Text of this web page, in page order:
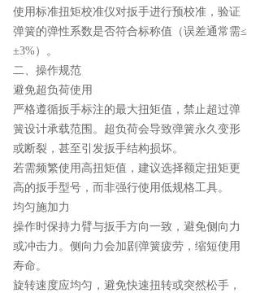
使用标准扭矩校准仪对扳手进行预校准，验证
弹簧的弹性系数是否符合标称值（误差通常需≤
±3%）。
二、操作规范
避免超负荷使用
严格遵循扳手标注的最大扭矩值，禁止超过弹
簧设计承载范围。超负荷会导致弹簧永久变形
或断裂，甚至引发扳手结构损坏。
若需频繁使用高扭矩值，建议选择额定扭矩更
高的扳手型号，而非强行使用低规格工具。
均匀施加力
操作时保持力臂与扳手方向一致，避免侧向力
或冲击力。侧向力会加剧弹簧疲劳，缩短使用
寿命。
旋转速度应均匀，避免快速扭转或突然松手，